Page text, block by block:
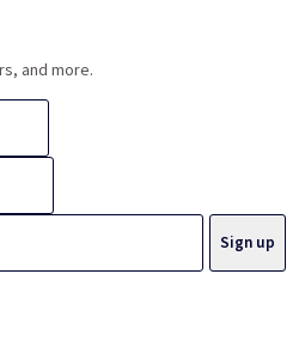
and more.